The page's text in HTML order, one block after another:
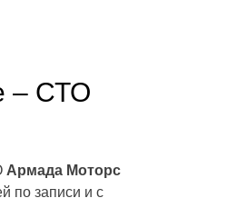
– СТО
Армада Моторс
по записи и с